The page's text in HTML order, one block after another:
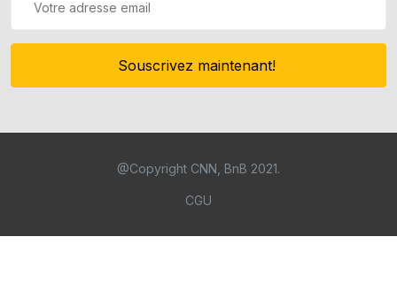
Souscrivez maintenant!
@Copyright CNN, BnB 2021.
CGU